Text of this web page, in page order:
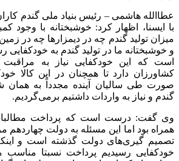
عطاالله هاشمی – رئیس بنیاد ملی گندم
با ایسنا، اظهار کرد: خوشبختانه با وجود
میزان تولید گندم چه در دیمزارها چه در
و خوشبختانه ما در تولید گندم به خودکفایی
است که این خودکفایی نیاز به
کشاورزان دارد تا همچنان در این کالا
صورت طی سالیان آینده مجدداً به همان
گندم و نیاز به واردات داشتیم برمی‌گردیم.
وی گفت: درست است که پرداخت مطالبات
همراه بود اما این مسئله به دولت چهاردهم
تصمیم گیری‌های دولت گذشته است و
خودکفایی رسیدیم پرداخت نسبتا مناسب